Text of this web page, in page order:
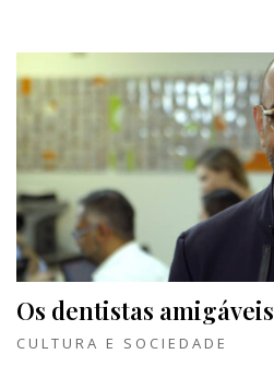
Os dentistas amigáveis
CULTURA E SOCIEDADE